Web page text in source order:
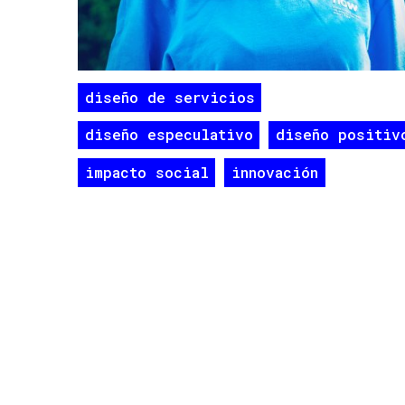
diseño de servicios
diseño especulativo
diseño
impacto social
innovación